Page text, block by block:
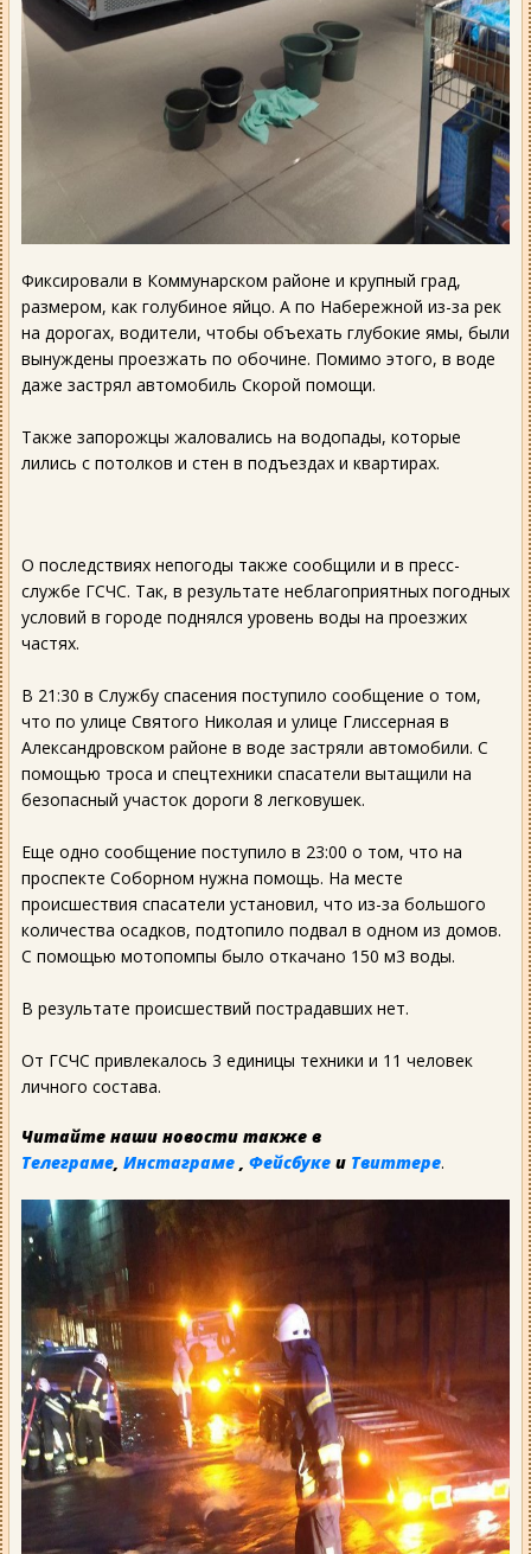
Фиксировали в Коммунарском районе и крупный град,
размером, как голубиное яйцо. А по Набережной из-за рек
на дорогах, водители, чтобы объехать глубокие ямы, были
вынуждены проезжать по обочине. Помимо этого, в воде
даже застрял автомобиль Скорой помощи.
Также запорожцы жаловались на водопады, которые
лились с потолков и стен в подъездах и квартирах.
О последствиях непогоды также сообщили и в пресс-
службе ГСЧС. Так, в результате неблагоприятных погодных
условий в городе поднялся уровень воды на проезжих
частях.
В 21:30 в Службу спасения поступило сообщение о том,
что по улице Святого Николая и улице Глиссерная в
Александровском районе в воде застряли автомобили. С
помощью троса и спецтехники спасатели вытащили на
безопасный участок дороги 8 легковушек.
Еще одно сообщение поступило в 23:00 о том, что на
проспекте Соборном нужна помощь. На месте
происшествия спасатели установил, что из-за большого
количества осадков, подтопило подвал в одном из домов.
С помощью мотопомпы было откачано 150 м3 воды.
В результате происшествий пострадавших нет.
От ГСЧС привлекалось 3 единицы техники и 11 человек
личного состава.
Читайте наши новости также в
Телеграме Инстаграме Фейсбуке и Твиттере.